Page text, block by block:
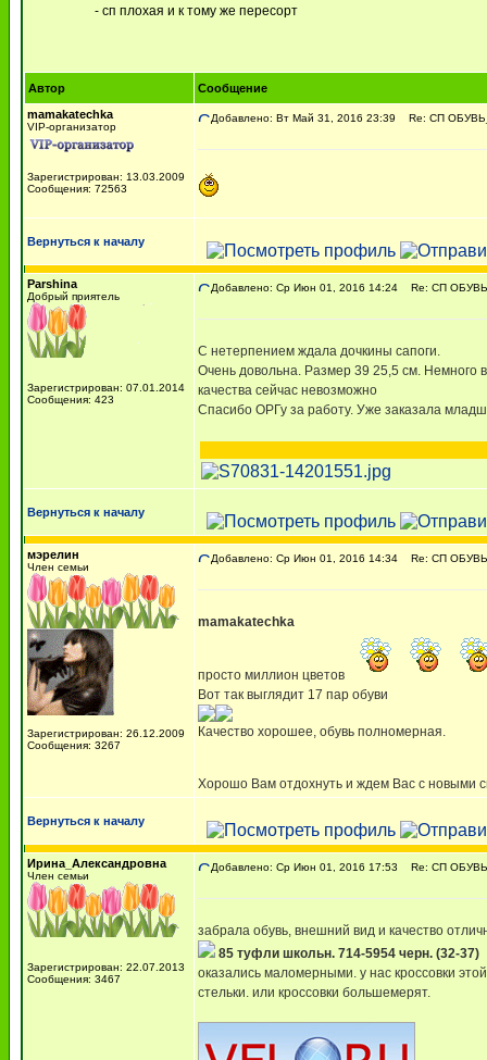
- сп плохая и к тому же пересорт
Автор
Сообщение
mamakatechka
VIP-организатор
Зарегистрирован: 13.03.2009
Сообщения: 72563
Добавлено: Вт Май 31, 2016 23:39 Re: СП
Вернуться к началу
Parshina
Добрый приятель
Зарегистрирован: 07.01.2014
Сообщения: 423
Добавлено: Ср Июн 01, 2016 14:24 Re: СП
С нетерпением ждала дочкины сапоги.
Очень довольна. Размер 39 25,5 см. Немного
качества сейчас невозможно
Спасибо ОРГу за работу. Уже заказала
Вернуться к началу
мэрелин
Член семьи
Зарегистрирован: 26.12.2009
Сообщения: 3267
Добавлено: Ср Июн 01, 2016 14:34 Re: СП
mamakatechka
просто миллион цветов
Вот так выглядит 17 пар обуви
Качество хорошее, обувь полномерная.
Хорошо Вам отдохнуть и ждем Вас с новыми
Вернуться к началу
Ирина_Александровна
Член семьи
Зарегистрирован: 22.07.2013
Сообщения: 3467
Добавлено: Ср Июн 01, 2016 17:53 Re: СП
забрала обувь, внешний вид и качество
85 туфли школьн. 714-5954 черн. (32-37)
оказались маломерными. у нас кроссовки
стельки. или кроссовки большемерят.